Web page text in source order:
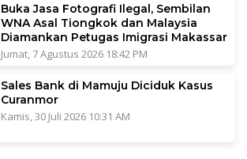
Buka Jasa Fotografi Ilegal, Sembilan
WNA Asal Tiongkok dan Malaysia
Diamankan Petugas Imigrasi Makassar
Jumat, 7 Agustus 2026 18:42 PM
Sales Bank di Mamuju Diciduk Kasus
Curanmor
Kamis, 30 Juli 2026 10:31 AM